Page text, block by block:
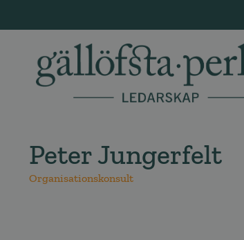
Peter Jungerfelt
Organisationskonsult